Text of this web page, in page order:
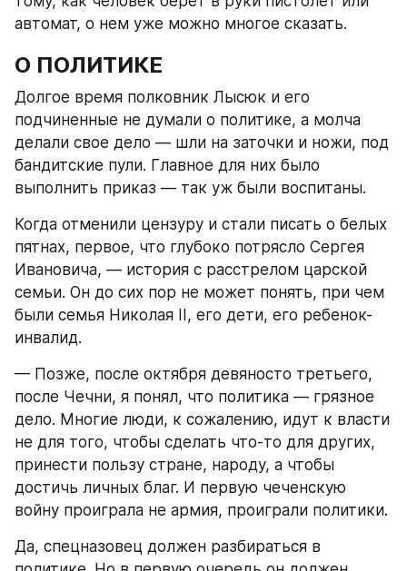
автомат, о нем уже можно многое сказать.
О ПОЛИТИКЕ
Долгое время полковник Лысюк и его
подчиненные не думали о политике, а молча
делали свое дело — шли на заточки и ножи, под
бандитские пули. Главное для них было
выполнить приказ — так уж были воспитаны.
Когда отменили цензуру и стали писать о белых
пятнах, первое, что глубоко потрясло Сергея
Ивановича, — история с расстрелом царской
семьи. Он до сих пор не может понять, при чем
были семья Николая II, его дети, его ребенок-
инвалид.
— Позже, после октября девяносто третьего,
после Чечни, я понял, что политика — грязное
дело. Многие люди, к сожалению, идут к власти
не для того, чтобы сделать что-то для других,
принести пользу стране, народу, а чтобы
достичь личных благ. И первую чеченскую
войну проиграла не армия, проиграли политики.
Да, спецназовец должен разбираться в